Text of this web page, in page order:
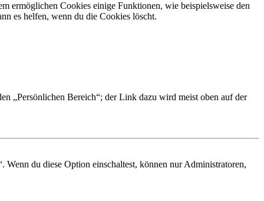
ermöglichen Cookies einige Funktionen, wie beispielsweise den
es helfen, wenn du die Cookies löscht.
„Persönlichen Bereich“; der Link dazu wird meist oben auf der
du diese Option einschaltest, können nur Administratoren,